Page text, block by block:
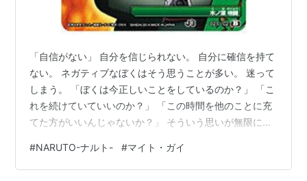
「自信がない」 自分を信じられない。 自分に確信を持て
ない。 ネガティブなぼくはそう思うことが多い。 迷って
しまう。 「ぼくは今正しいことをしているのか？」 「こ
れを続けていていいのか？」 「この時間を他のことに充
てた方がいいんじゃないか？」 そういう思いが無限に湧
か・・・。 「NARUTO-ナルト-」からマイト・ガイの言
葉。 「自分を信じない奴なんかに努力する価値はな
#NARUTO-ナルト- #マイト・ガイ